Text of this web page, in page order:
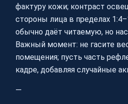
фактуру кожи; контраст
стороны лица в пределах
обычно даёт читаемую, но
Важный момент: не гасите
помещения; пусть часть
кадре, добавляя случайные
—